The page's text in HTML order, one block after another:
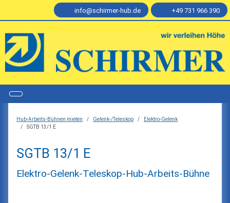
+49 731 966 390
info@schirmer-hub.de
Hub-Arbeits-Bühnen mieten Gelenk-/Teleskop
Elektro-Gelenk
SGTB 13/1 E
SGTB 13/1 E
Elektro-Gelenk-Teleskop-Hub-Arbeits-Bühne